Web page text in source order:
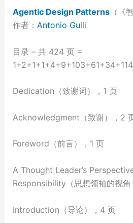
Agentic Design Patterns（《
作者： Antonio Gulli
目录 – 共 424 页 =
Dedication（致谢词），1 页
Acknowledgment（致谢），2
Foreword（前言），1 页
A Thought Leader’s
Responsibility（思想领袖的视角
Introduction（导论），4 页